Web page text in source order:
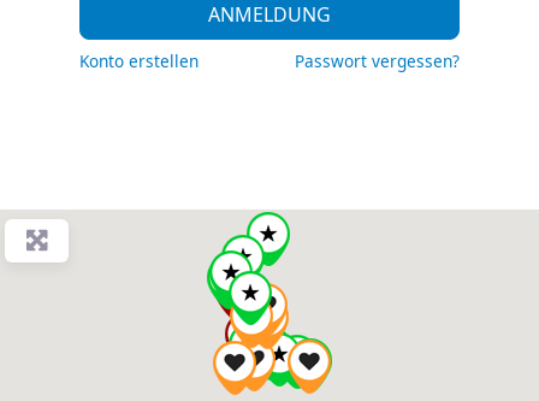
ANMELDUNG
Konto erstellen Passwort vergessen?